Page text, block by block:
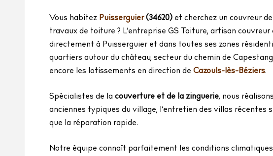
Vous habitez Puisserguier(34620) et cherchez un couvreur
travaux de toiture ? L’entreprise GS Toiture, artisan
directement à Puisserguier et dans toutes ses zones
quartiers autour du château, secteur du chemin de
encore les lotissements en direction de Cazouls-lès-Béziers.
Spécialistes de la couverture et de la zinguerie, nous
anciennes typiques du village, l’entretien des villas récentes
que la réparation rapide.
Notre équipe connaît parfaitement les conditions